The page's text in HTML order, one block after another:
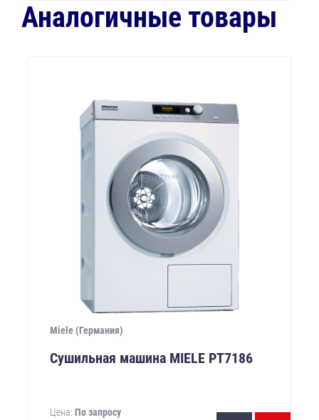
Аналогичные товары
Miele (Германия)
Сушильная машина MIELE PТ7186
Цена: По запросу